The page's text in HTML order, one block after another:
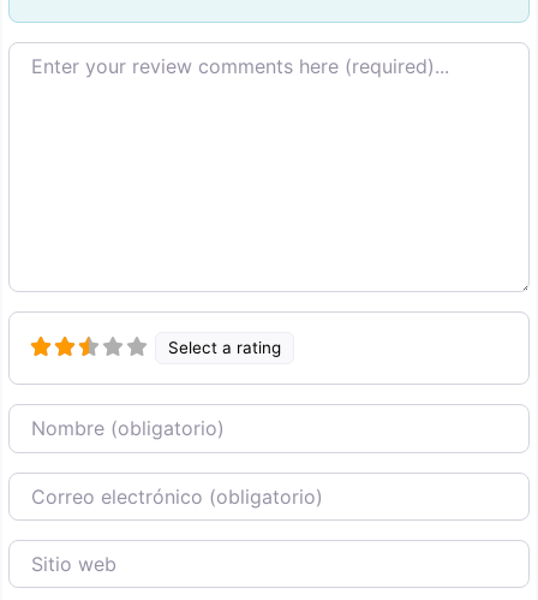
Texto de la reseña
Select a rating
Nombre
Correo Electronico
Sitio web